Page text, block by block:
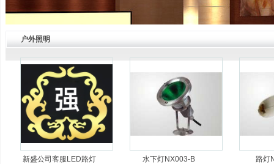
户外照明
新盛公司客服LED路灯 水下灯NX003-B 路灯